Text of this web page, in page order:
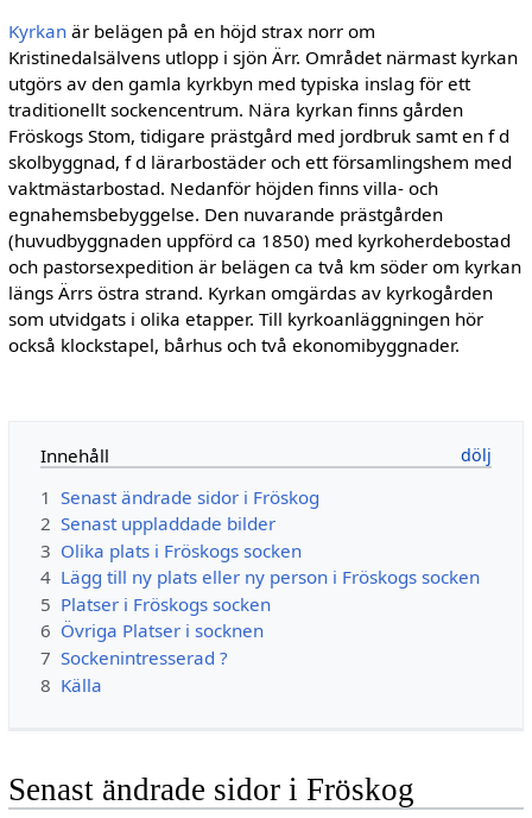
Kyrkanär belägen på en höjd strax norr om
Kristinedalsälvens utlopp i sjön Ärr. Området närmast kyrkan
utgörs av den gamla kyrkbyn med typiska inslag för ett
traditionellt sockencentrum. Nära kyrkan finns gården
Fröskogs Stom, tidigare prästgård med jordbruk samt en f d
skolbyggnad, f d lärarbostäder och ett församlingshem med
vaktmästarbostad. Nedanför höjden finns villa- och
egnahemsbebyggelse. Den nuvarande prästgården
(huvudbyggnaden uppförd ca 1850) med kyrkoherdebostad
och pastorsexpedition är belägen ca två km söder om kyrkan
längs Ärrs östra strand. Kyrkan omgärdas av kyrkogården
som utvidgats i olika etapper. Till kyrkoanläggningen hör
också klockstapel, bårhus och två ekonomibyggnader.
Innehåll
1 Senast ändrade sidor i Fröskog
2 Senast uppladdade bilder
3 Olika plats i Fröskogs socken
4 Lägg till ny plats eller ny person i Fröskogs socken
5 Platser i Fröskogs socken
6 Övriga Platser i socknen
7 Sockenintresserad ?
8 Källa
Senast ändrade sidor i Fröskog